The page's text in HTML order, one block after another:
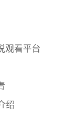
观看平台
绍